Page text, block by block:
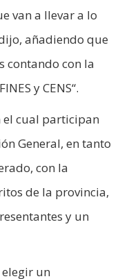
van a llevar a lo
añadiendo que
contando con la
y CENS“.
el cual participan
General, en tanto
con la
de la provincia,
y un
elegir un